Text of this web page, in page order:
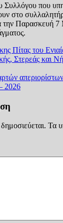
που
στο
την Παρασκευή 7
Πίτας του
Στερεάς και
απεριορίστων
2026
Τα